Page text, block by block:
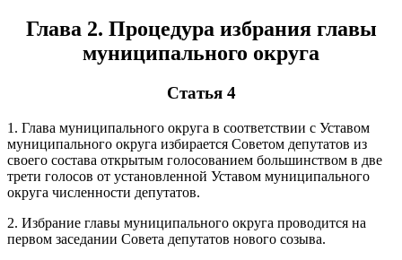
Глава 2. Процедура избрания главы
муниципального округа
Статья 4
1. Глава муниципального округа в соответствии с Уставом
муниципального округа избирается Советом депутатов из
своего состава открытым голосованием большинством в две
трети голосов от установленной Уставом муниципального
округа численности депутатов.
2. Избрание главы муниципального округа проводится на
первом заседании Совета депутатов нового созыва.